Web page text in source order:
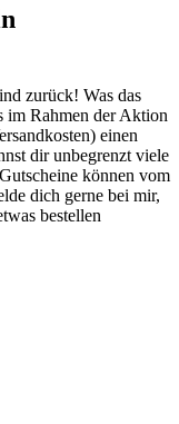
zurück! Was das
im Rahmen der Aktion
einen
dir unbegrenzt viele
können vom
dich gerne bei mir,
bestellen